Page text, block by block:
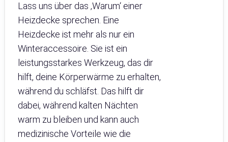
Lass uns über das ‚Warum‘ einer
Heizdecke sprechen. Eine
Heizdecke ist mehr als nur ein
Winteraccessoire. Sie ist ein
leistungsstarkes Werkzeug, das dir
hilft, deine Körperwärme zu erhalten,
während du schläfst. Das hilft dir
dabei, während kalten Nächten
warm zu bleiben und kann auch
medizinische Vorteile wie die